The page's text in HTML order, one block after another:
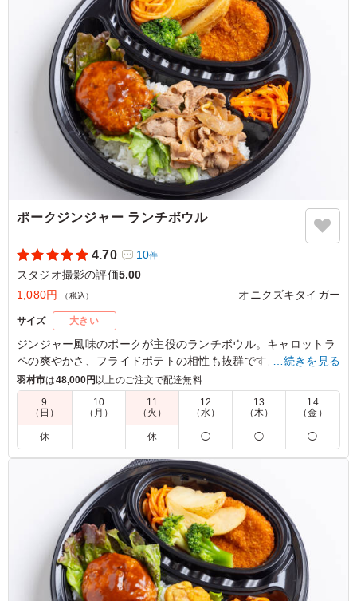
コンデナスト・ジャパン
ツナマヨが明太子の辛さをやさしく包み込んでいて食べや
すい。コクがありつつ後味は重すぎず、バランスが良いで
す。ごはんとの相性がよく、満足感があります。また頼み
たいコンビネーションです。
ご利用シーン：ロケ・撮影›スタジオ撮影
東京都江東区新木場2026/01/12
ポークジンジャー ランチボウル
4.70 10件
スタジオ撮影の評価5.00
1,080円
（税込） オニクズキタイガー
サイズ 大きい
ジンジャー風味のポークが主役のランチボウル。キャロットラ
ペの爽やかさ、フライドポテトの相性も抜群です。会議やイベ
ントにもぴったりな一品を、オニクズキタイガーでお楽しみく
ださい。
5.0
豚の生姜焼きは、やわらかな肉に生姜の香りと甘辛いタレ
がしっかり絡み、ご飯との相性が抜群でした。濃すぎない
味付けで食べやすく、副菜とのバランスも良いため、最後
まで飽きずに美味しくいただけるお弁当です。
ご利用シーン：ロケ・撮影›スタジオ撮影
東京都渋谷区恵比寿2026/07/28
…続きを見る
羽村市は48,000円以上のご注文で配達無料
9
（日）
10
（月）
11
（火）
12
（水）
13
（木）
14
（金）
休 － 休 ◯ ◯ ◯